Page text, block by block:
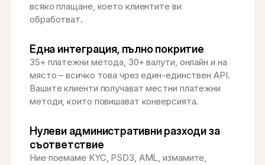
всяко плащане, което клиентите ви
обработват.
Една интеграция, пълно покритие
35+ платежни метода, 30+ валути, онлайн и на
място – всичко това чрез един-единствен API.
Вашите клиенти получават местни платежни
методи, които повишават конверсията.
Нулеви административни разходи за
съответствие
Ние поемаме KYC, PSD3, AML, измамите,